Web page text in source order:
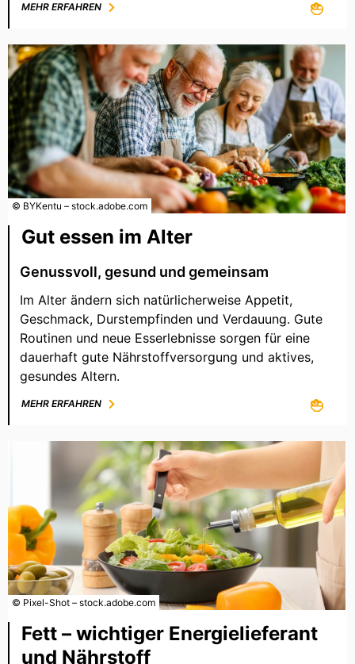
MEHR ERFAHREN
© BYKentu – stock.adobe.com
Gut essen im Alter
Genussvoll, gesund und gemeinsam
Im Alter ändern sich natürlicherweise Appetit,
Geschmack, Durstempfinden und Verdauung. Gute
Routinen und neue Esserlebnisse sorgen für eine
dauerhaft gute Nährstoffversorgung und aktives,
gesundes Altern.
MEHR ERFAHREN
© Pixel-Shot – stock.adobe.com
Fett – wichtiger Energielieferant
und Nährstoff